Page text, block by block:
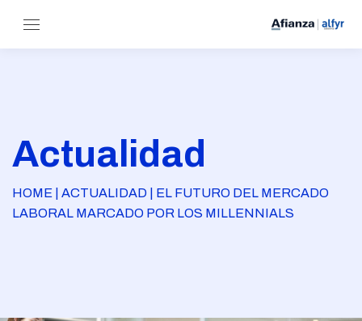
Actualidad
HOME | ACTUALIDAD | EL FUTURO DEL MERCADO
LABORAL MARCADO POR LOS MILLENNIALS